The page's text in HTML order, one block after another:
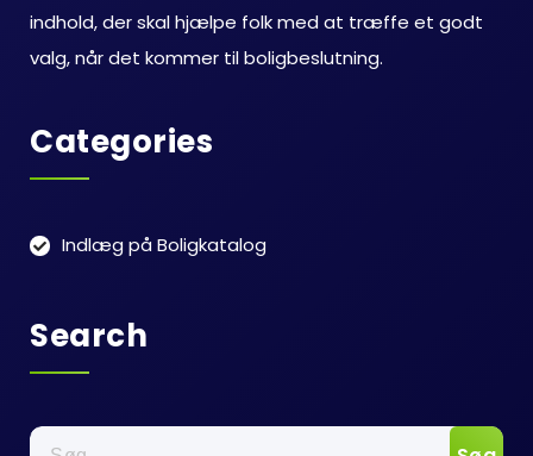
indhold, der skal hjælpe folk med at træffe et godt
valg, når det kommer til boligbeslutning.
Categories
Indlæg på Boligkatalog
Search
Søg